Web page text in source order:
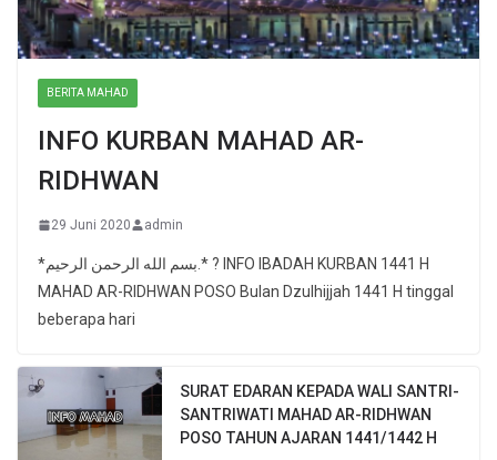
BERITA MAHAD
INFO KURBAN MAHAD AR-
RIDHWAN
29 Juni 2020 admin
*بسم الله الرحمن الرحيم.* ? INFO IBADAH KURBAN 1441 H
MAHAD AR-RIDHWAN POSO Bulan Dzulhijjah 1441 H tinggal
beberapa hari
SURAT EDARAN KEPADA WALI SANTRI-
SANTRIWATI MAHAD AR-RIDHWAN
POSO TAHUN AJARAN 1441/1442 H